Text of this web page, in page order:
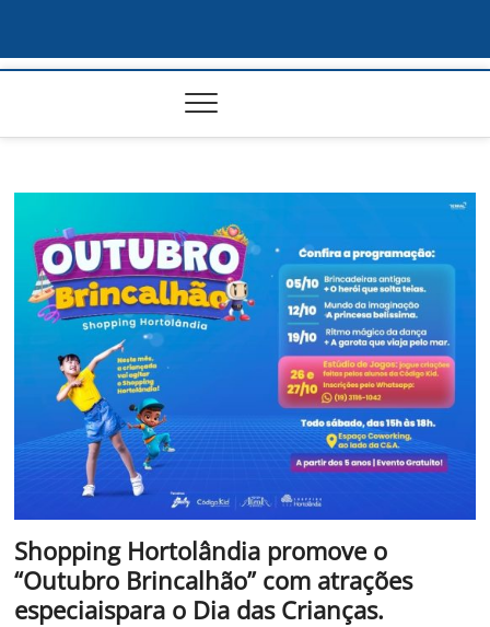
Shopping Hortolândia promove o
“Outubro Brincalhão” com atrações
especiaispara o Dia das Crianças.